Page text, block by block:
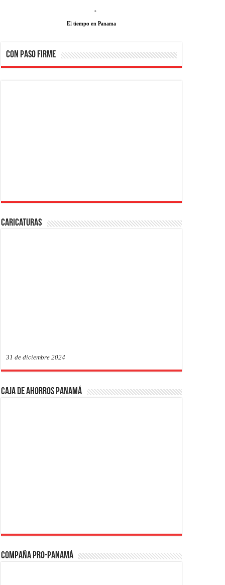
-
El tiempo en Panama
CON PASO FIRME
Caricaturas
31 de diciembre 2024
Caja de Ahorros Panamá
Compaña PRO-Panamá